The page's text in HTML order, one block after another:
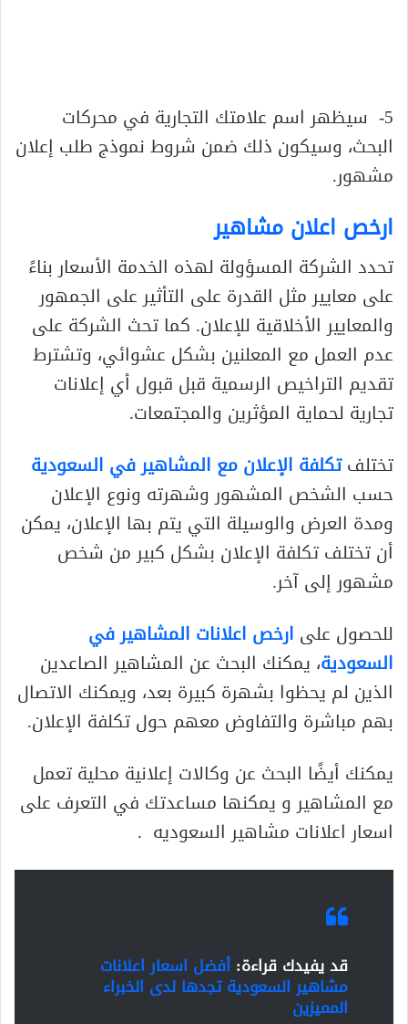
5- سيظهر اسم علامتك التجارية في محركات
البحث، وسيكون ذلك ضمن شروط نموذج طلب إعلان
مشهور.
ارخص اعلان مشاهير
تحدد الشركة المسؤولة لهذه الخدمة الأسعار بناءً
على معايير مثل القدرة على التأثير على الجمهور
والمعايير الأخلاقية للإعلان. كما تحث الشركة على
عدم العمل مع المعلنين بشكل عشوائي، وتشترط
تقديم التراخيص الرسمية قبل قبول أي إعلانات
تجارية لحماية المؤثرين والمجتمعات.
تختلفتكلفة الإعلان مع المشاهير في السعودية
حسب الشخص المشهور وشهرته ونوع الإعلان
ومدة العرض والوسيلة التي يتم بها الإعلان، يمكن
أن تختلف تكلفة الإعلان بشكل كبير من شخص
مشهور إلى آخر.
للحصول على ارخص اعلانات المشاهير في
السعودية، يمكنك البحث عن المشاهير الصاعدين
الذين لم يحظوا بشهرة كبيرة بعد، ويمكنك الاتصال
بهم مباشرة والتفاوض معهم حول تكلفة الإعلان.
يمكنك أيضًا البحث عن وكالات إعلانية محلية تعمل
مع المشاهير و يمكنها مساعدتك في التعرف على
اسعار اعلانات مشاهير السعوديه .
قد يفيدك قراءة: أفضل اسعار اعلانات
مشاهير السعودية تجدها لدى الخبراء
المميزين